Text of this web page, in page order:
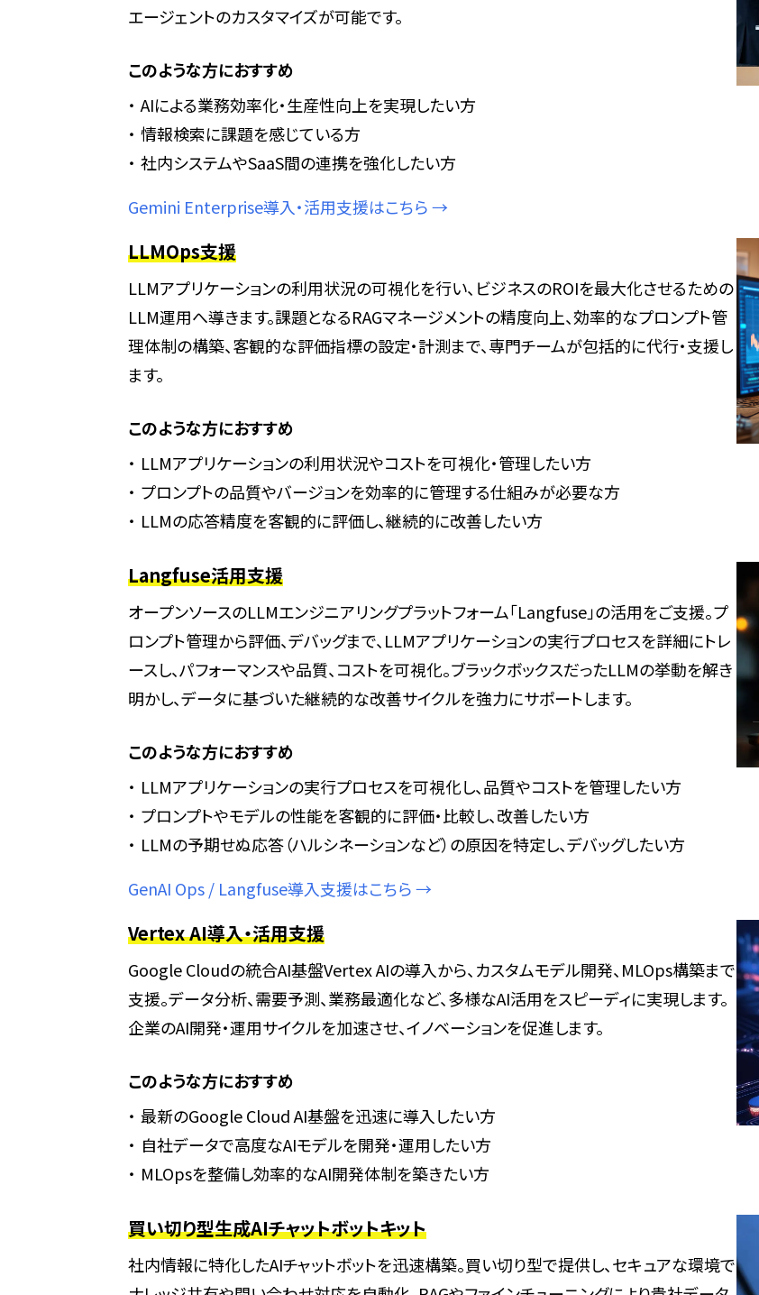
エージェントのカスタマイズが可能です。
このような方におすすめ
AIによる業務効率化・生産性向上を実現したい方
情報検索に課題を感じている方
社内システムやSaaS間の連携を強化したい方
Gemini Enterprise導入・活用支援はこちら →
LLMOps支援
LLMアプリケーションの利用状況の可視化を行い、ビジネスのROIを最大化させるための
LLM運用へ導きます。課題となるRAGマネージメントの精度向上、効率的なプロンプト管
理体制の構築、客観的な評価指標の設定・計測まで、専門チームが包括的に代行・支援し
ます。
このような方におすすめ
LLMアプリケーションの利用状況やコストを可視化・管理したい方
プロンプトの品質やバージョンを効率的に管理する仕組みが必要な方
LLMの応答精度を客観的に評価し、継続的に改善したい方
Langfuse活用支援
オープンソースのLLMエンジニアリングプラットフォーム「Langfuse」の活用をご支援。プ
ロンプト管理から評価、デバッグまで、LLMアプリケーションの実行プロセスを詳細にトレ
ースし、パフォーマンスや品質、コストを可視化。ブラックボックスだったLLMの挙動を解き
明かし、データに基づいた継続的な改善サイクルを強力にサポートします。
このような方におすすめ
LLMアプリケーションの実行プロセスを可視化し、品質やコストを管理したい方
プロンプトやモデルの性能を客観的に評価・比較し、改善したい方
LLMの予期せぬ応答（ハルシネーションなど）の原因を特定し、デバッグしたい方
GenAI Ops / Langfuse導入支援はこちら →
Vertex AI導入・活用支援
Google Cloudの統合AI基盤Vertex AIの導入から、カスタムモデル開発、MLOps構築まで
支援。データ分析、需要予測、業務最適化など、多様なAI活用をスピーディに実現します。
企業のAI開発・運用サイクルを加速させ、イノベーションを促進します。
このような方におすすめ
最新のGoogle Cloud AI基盤を迅速に導入したい方
自社データで高度なAIモデルを開発・運用したい方
MLOpsを整備し効率的なAI開発体制を築きたい方
買い切り型生成AIチャットボットキット
社内情報に特化したAIチャットボットを迅速構築。買い切り型で提供し、セキュアな環境で